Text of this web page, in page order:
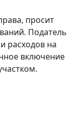
просит
Податель
расходов на
включение